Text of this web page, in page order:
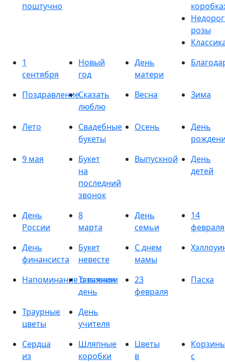
поштучно
розы
1
сентября
Новый
год
День
матери
ПоздравлениеСказать
люблю
Весна Зима
Лето
Свадебные
букеты
Осень
День
9 мая
Букет
на
последний
звонок
Выпускной
День
детей
День
России
8
марта
День
семьи
14
февраля
День
финансиста
Букет
невесте
С днем
мамы
Напоминание о важном
Татьянин
день
23
февраля
Пасха
Траурные
цветы
День
учителя
Сердца
из
Шляпные
коробки
Цветы
в
с